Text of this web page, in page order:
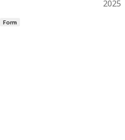
2025
Form